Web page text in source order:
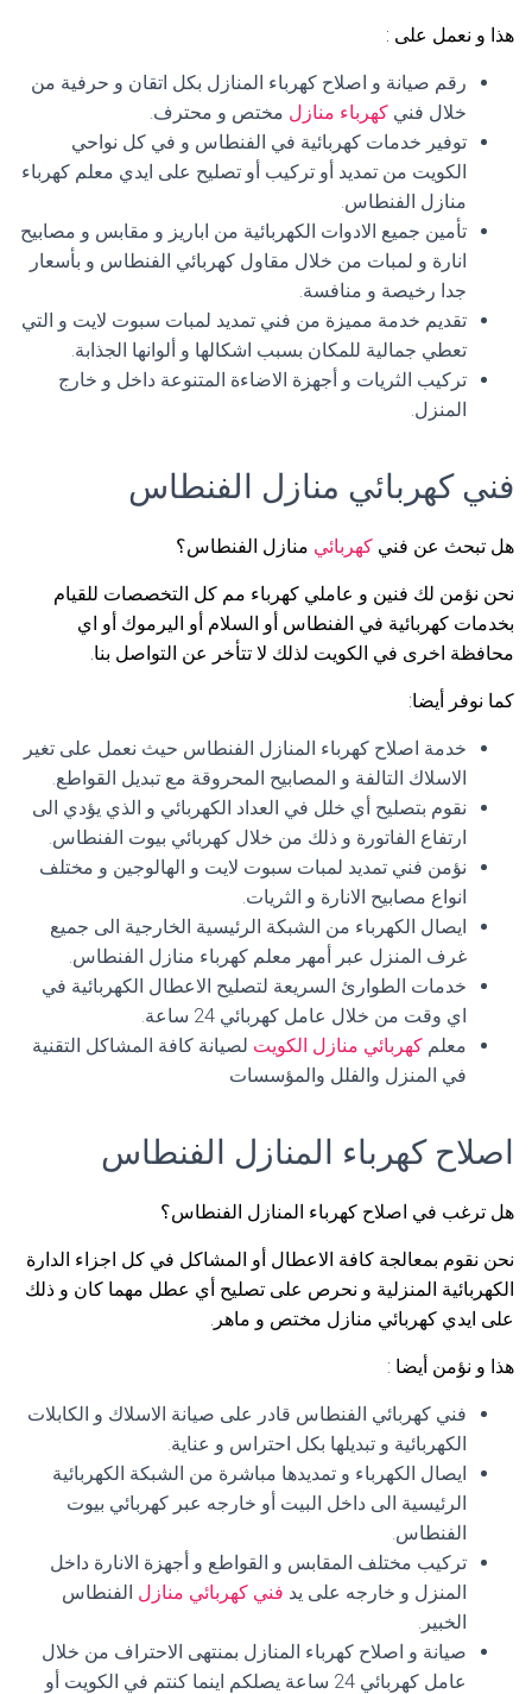
هذا و نعمل على :
رقم صيانة و اصلاح كهرباء المنازل بكل اتقان و حرفية من
خلال فني كهرباء منازل مختص و محترف.
توفير خدمات كهربائية في الفنطاس و في كل نواحي
الكويت من تمديد أو تركيب أو تصليح على ايدي معلم كهرباء
منازل الفنطاس.
تأمين جميع الادوات الكهربائية من اباريز و مقابس و مصابيح
انارة و لمبات من خلال مقاول كهربائي الفنطاس و بأسعار
جدا رخيصة و منافسة.
تقديم خدمة مميزة من فني تمديد لمبات سبوت لايت و التي
تعطي جمالية للمكان بسبب اشكالها و ألوانها الجذابة.
تركيب الثريات و أجهزة الاضاءة المتنوعة داخل و خارج
المنزل.
فني كهربائي منازل الفنطاس
هل تبحث عن فني كهربائي منازل الفنطاس؟
نحن نؤمن لك فنين و عاملي كهرباء مم كل التخصصات للقيام
بخدمات كهربائية في الفنطاس أو السلام أو اليرموك أو اي
محافظة اخرى في الكويت لذلك لا تتأخر عن التواصل بنا.
كما نوفر أيضا:
خدمة اصلاح كهرباء المنازل الفنطاس حيث نعمل على تغير
الاسلاك التالفة و المصابيح المحروقة مع تبديل القواطع.
نقوم بتصليح أي خلل في العداد الكهربائي و الذي يؤدي الى
ارتفاع الفاتورة و ذلك من خلال كهربائي بيوت الفنطاس.
نؤمن فني تمديد لمبات سبوت لايت و الهالوجين و مختلف
انواع مصابيح الانارة و الثريات.
ايصال الكهرباء من الشبكة الرئيسية الخارجية الى جميع
غرف المنزل عبر أمهر معلم كهرباء منازل الفنطاس.
خدمات الطوارئ السريعة لتصليح الاعطال الكهربائية في
اي وقت من خلال عامل كهربائي 24 ساعة.
معلم كهربائي منازل الكويت لصيانة كافة المشاكل التقنية
في المنزل والفلل والمؤسسات
اصلاح كهرباء المنازل الفنطاس
هل ترغب في اصلاح كهرباء المنازل الفنطاس؟
نحن نقوم بمعالجة كافة الاعطال أو المشاكل في كل اجزاء الدارة
الكهربائية المنزلية و نحرص على تصليح أي عطل مهما كان و ذلك
على ايدي كهربائي منازل مختص و ماهر.
هذا و نؤمن أيضا :
فني كهربائي الفنطاس قادر على صيانة الاسلاك و الكابلات
الكهربائية و تبديلها بكل احتراس و عناية.
ايصال الكهرباء و تمديدها مباشرة من الشبكة الكهربائية
الرئيسية الى داخل البيت أو خارجه عبر كهربائي بيوت
الفنطاس.
تركيب مختلف المقابس و القواطع و أجهزة الانارة داخل
المنزل و خارجه على يد فني كهربائي منازل الفنطاس
الخبير.
صيانة و اصلاح كهرباء المنازل بمنتهى الاحتراف من خلال
عامل كهربائي 24 ساعة يصلكم اينما كنتم في الكويت أو